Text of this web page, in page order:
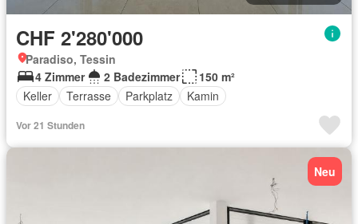
CHF 2'280'000
Paradiso, Tessin
4 Zimmer
2 Badezimmer
150 m²
Keller
Terrasse Parkplatz Kamin
Vor 21 Stunden
Neu